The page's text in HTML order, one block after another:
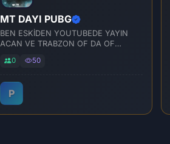
MT DAYI PUBG
BEN ESKİDEN YOUTUBEDE YAYIN
ACAN VE TRABZON OF DA OF
0 50
P